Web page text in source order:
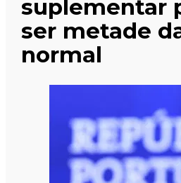
suplementar
ser metade
normal